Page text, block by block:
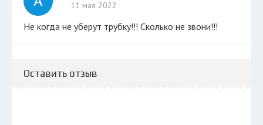
11 мая 2022
Не когда не уберут трубку!!! Сколько не звони!!!
Оставить отзыв